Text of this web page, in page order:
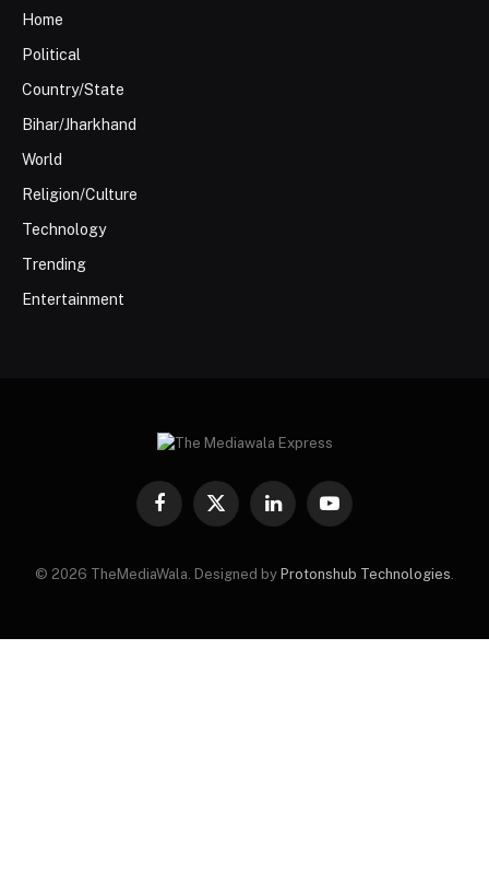
Home
Political
Country/State
Bihar/Jharkhand
World
Religion/Culture
Technology
Trending
Entertainment
Facebook
X
LinkedInYouTube
© 2026 TheMediaWala. Designed by Protonshub Technologies.